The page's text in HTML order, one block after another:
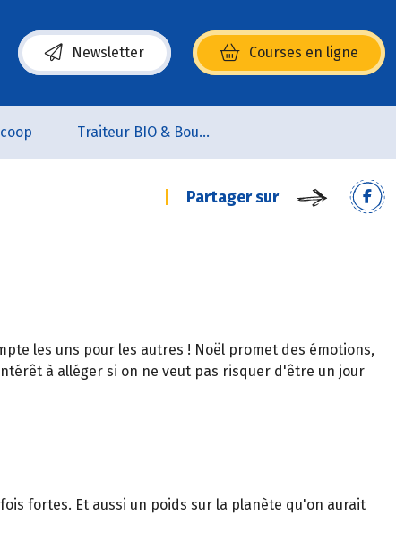
Newsletter Courses en ligne
(s’ouvre dans une nouvelle fenêtre)
Traiteur BIO & Boucherie BIO
Partager sur
les uns pour les autres ! Noël promet des émotions,
à alléger si on ne veut pas risquer d'être un jour
fortes. Et aussi un poids sur la planète qu'on aurait